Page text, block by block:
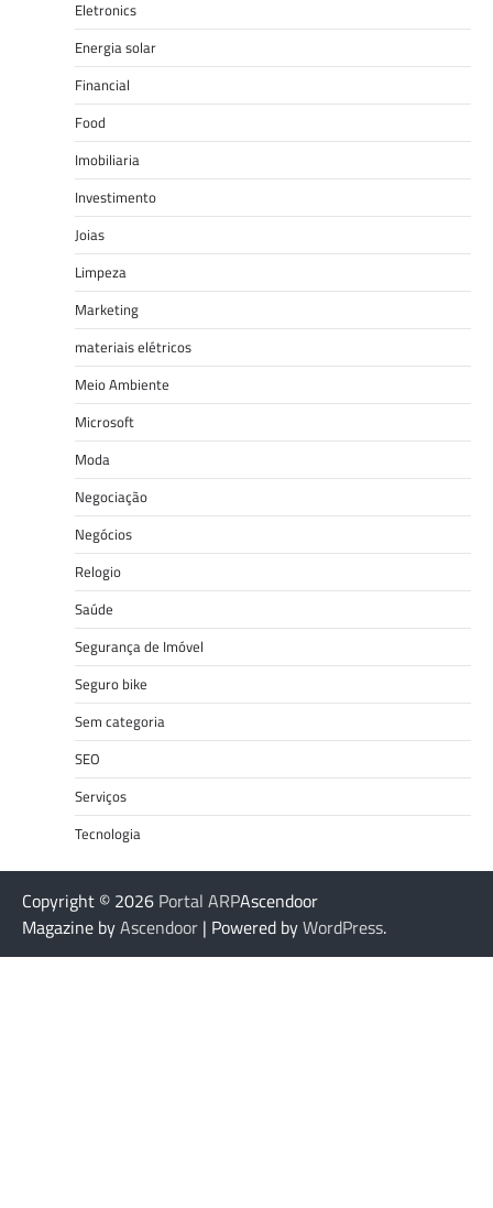
Eletronics
Energia solar
Financial
Food
Imobiliaria
Investimento
Joias
Limpeza
Marketing
materiais elétricos
Meio Ambiente
Microsoft
Moda
Negociação
Negócios
Relogio
Saúde
Segurança de Imóvel
Seguro bike
Sem categoria
SEO
Serviços
Tecnologia
Copyright © 2026 Portal ARPAscendoor
Magazine byAscendoor | Powered byWordPress.